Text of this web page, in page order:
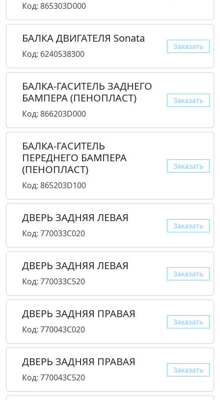
Код: 865303D000
БАЛКА ДВИГАТЕЛЯ Sonata
Код: 6240538300
Заказать
БАЛКА-ГАСИТЕЛЬ ЗАДНЕГО
БАМПЕРА (ПЕНОПЛАСТ)
Код: 866203D000
Заказать
БАЛКА-ГАСИТЕЛЬ
ПЕРЕДНЕГО БАМПЕРА
(ПЕНОПЛАСТ)
Код: 865203D100
Заказать
ДВЕРЬ ЗАДНЯЯ ЛЕВАЯ
Код: 770033C020
Заказать
ДВЕРЬ ЗАДНЯЯ ЛЕВАЯ
Код: 770033C520
Заказать
ДВЕРЬ ЗАДНЯЯ ПРАВАЯ
Код: 770043C020
Заказать
ДВЕРЬ ЗАДНЯЯ ПРАВАЯ
Код: 770043C520
Заказать